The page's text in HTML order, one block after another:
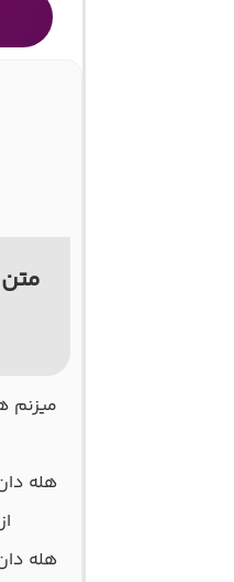
میزنم
هله
هله